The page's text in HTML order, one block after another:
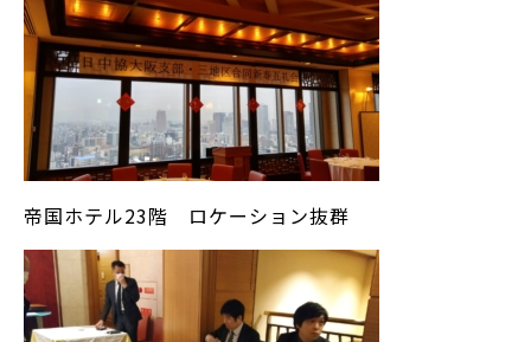
帝国ホテル23階 ロケーション抜群